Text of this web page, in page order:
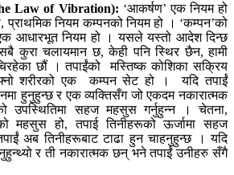
Law of Vibration): ‘आकर्षण’ एक नियम हो
प्राथमिक नियम कम्पनको नियम हो । ‘कम्पन’को
एक आधारभूत नियम हो । यसले यस्तो आदेश दिन्छ
सबै कुरा चलायमान छ, केही पनि स्थिर छैन, हामी
छौं । तपाईंको मस्तिष्क कोशिका सक्रिय
शरीरको एक कम्पन सेट हो । यदि तपाईं
हुनुहुन्छ र एक व्यक्तिसँग जो एकदम नकारात्मक
उपस्थितिमा सहज महसुस गर्नुहुन्न । चेतना,
महसुस हो, तपाई तिनीहरूको ऊर्जामा सहज
अब तिनीहरूबाट टाढा हुन चाहनुहुन्छ । यदि
र ती नकारात्मक छन् भने तपाईं उनीहरु सँगै